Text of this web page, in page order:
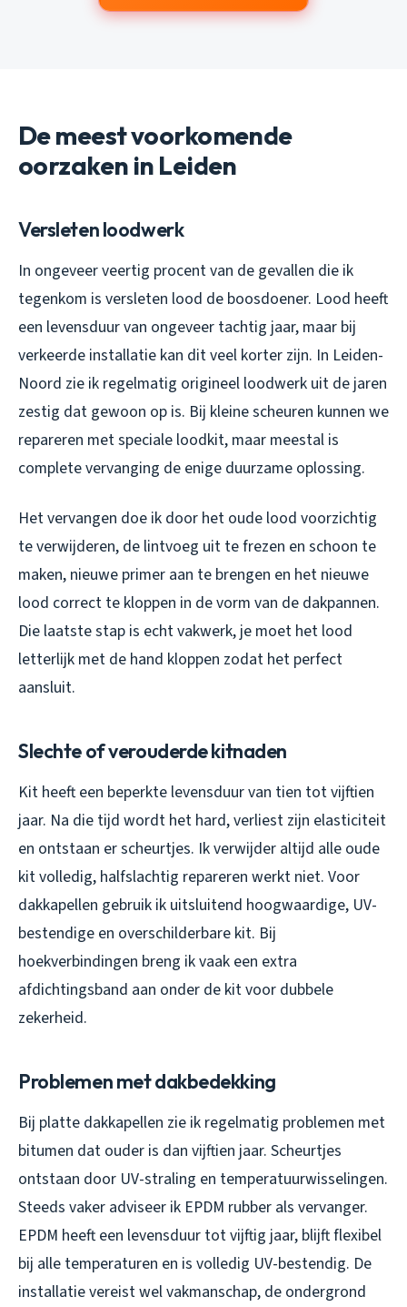
De meest voorkomende
oorzaken in Leiden
Versleten loodwerk
In ongeveer veertig procent van de gevallen die ik
tegenkom is versleten lood de boosdoener. Lood heeft
een levensduur van ongeveer tachtig jaar, maar bij
verkeerde installatie kan dit veel korter zijn. In Leiden-
Noord zie ik regelmatig origineel loodwerk uit de jaren
zestig dat gewoon op is. Bij kleine scheuren kunnen we
repareren met speciale loodkit, maar meestal is
complete vervanging de enige duurzame oplossing.
Het vervangen doe ik door het oude lood voorzichtig
te verwijderen, de lintvoeg uit te frezen en schoon te
maken, nieuwe primer aan te brengen en het nieuwe
lood correct te kloppen in de vorm van de dakpannen.
Die laatste stap is echt vakwerk, je moet het lood
letterlijk met de hand kloppen zodat het perfect
aansluit.
Slechte of verouderde kitnaden
Kit heeft een beperkte levensduur van tien tot vijftien
jaar. Na die tijd wordt het hard, verliest zijn elasticiteit
en ontstaan er scheurtjes. Ik verwijder altijd alle oude
kit volledig, halfslachtig repareren werkt niet. Voor
dakkapellen gebruik ik uitsluitend hoogwaardige, UV-
bestendige en overschilderbare kit. Bij
hoekverbindingen breng ik vaak een extra
afdichtingsband aan onder de kit voor dubbele
zekerheid.
Problemen met dakbedekking
Bij platte dakkapellen zie ik regelmatig problemen met
bitumen dat ouder is dan vijftien jaar. Scheurtjes
ontstaan door UV-straling en temperatuurwisselingen.
Steeds vaker adviseer ik EPDM rubber als vervanger.
EPDM heeft een levensduur tot vijftig jaar, blijft flexibel
bij alle temperaturen en is volledig UV-bestendig. De
installatie vereist wel vakmanschap, de ondergrond